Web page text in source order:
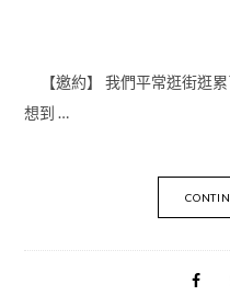
【邀約】 我們平常逛街逛
想到 …